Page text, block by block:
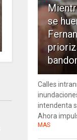
se
Calles
intendenta
Ahora
MAS